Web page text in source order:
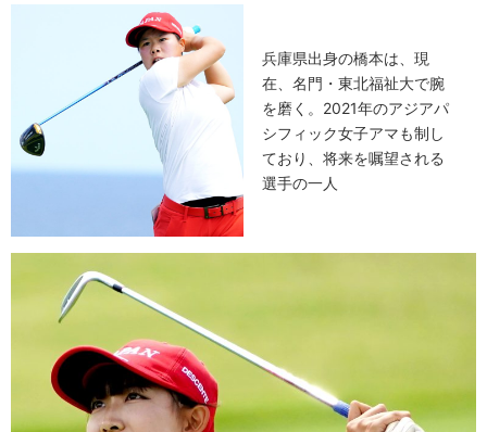
兵庫県出身の橋本は、現
在、名門・東北福祉大で腕
を磨く。2021年のアジアパ
シフィック女子アマも制し
ており、将来を嘱望される
選手の一人